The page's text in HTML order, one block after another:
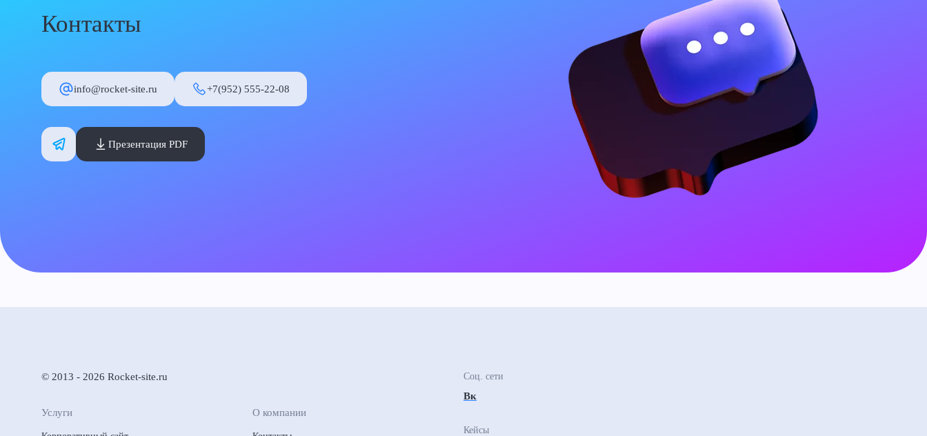
Контакты
info@rocket-site.ru +7(952) 555-22-08
Презентация PDF
© 2013 - 2026 Rocket-site.ru
Услуги О компании
Соц. сети
Вк
Кейсы